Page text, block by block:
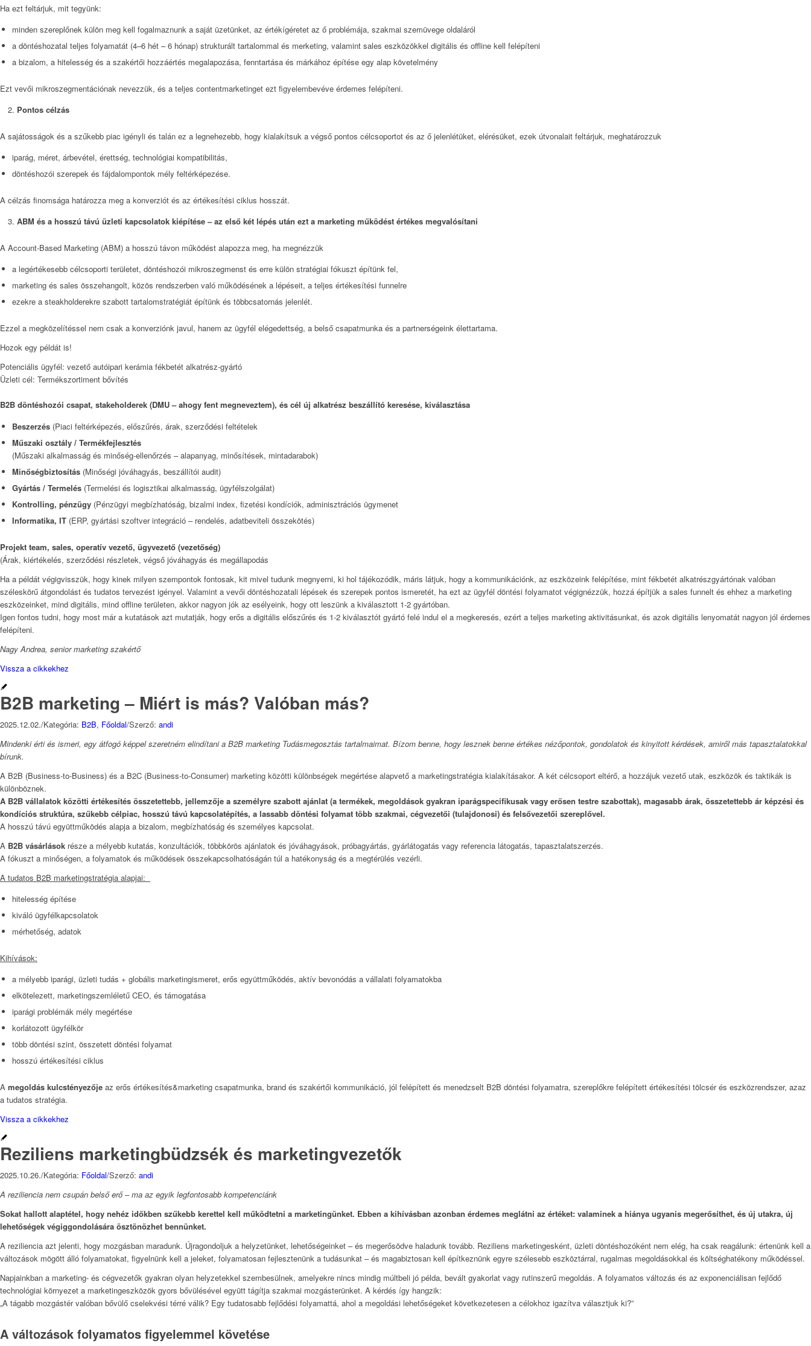
Ha ezt feltárjuk, mit tegyünk:
minden szereplőnek külön meg kell fogalmaznunk a saját üzetünket, az értékígéretet az ő problémája, szakmai szemüvege oldaláról
a döntéshozatal teljes folyamatát (4–6 hét – 6 hónap) strukturált tartalommal és merketing, valamint sales eszközökkel digitális és offline kell felépíteni
a bizalom, a hitelesség és a szakértői hozzáértés megalapozása, fenntartása és márkához építése egy alap követelmény
Ezt vevői mikroszegmentációnak nevezzük, és a teljes contentmarketinget ezt figyelembevéve érdemes felépíteni.
Pontos célzás
A sajátosságok és a szűkebb piac igényli és talán ez a legnehezebb, hogy kialakítsuk a végső pontos célcsoportot és az ő jelenlétüket, elérésüket, ezek útvonalait feltárjuk, meghatározzuk
iparág, méret, árbevétel, érettség, technológiai kompatibilitás,
döntéshozói szerepek és fájdalompontok mély feltérképezése.
A célzás finomsága határozza meg a konverziót és az értékesítési ciklus hosszát.
ABM és a hosszú távú üzleti kapcsolatok kiépítése – az első két lépés után ezt a marketing működést értékes megvalósítani
A Account-Based Marketing (ABM) a hosszú távon működést alapozza meg, ha megnézzük
a legértékesebb célcsoporti területet, döntéshozói mikroszegmenst és erre külön stratégiai fókuszt építünk fel,
marketing és sales összehangolt, közös rendszerben való működésének a lépéseit, a teljes értékesítési funnelre
ezekre a steakholderekre szabott tartalomstratégiát építünk és többcsatornás jelenlét.
Ezzel a megközelítéssel nem csak a konverziónk javul, hanem az ügyfél elégedettség, a belső csapatmunka és a partnerségeink élettartama.
Hozok egy példát is!
Potenciális ügyfél: vezető autóipari kerámia fékbetét alkatrész-gyártó
Üzleti cél: Termékszortiment bővítés
B2B döntéshozói csapat, stakeholderek (DMU – ahogy fent megneveztem), és cél új alkatrész beszállító keresése, kiválasztása
Beszerzés (Piaci feltérképezés, előszűrés, árak, szerződési feltételek
Műszaki osztály / Termékfejlesztés
(Műszaki alkalmasság és minőség-ellenőrzés – alapanyag, minősítések, mintadarabok)
Minőségbiztosítás (Minőségi jóváhagyás, beszállítói audit)
Gyártás / Termelés (Termelési és logisztikai alkalmasság, ügyfélszolgálat)
Kontrolling, pénzügy (Pénzügyi megbízhatóság, bizalmi index, fizetési kondíciók, adminisztrációs ügymenet
Informatika, IT (ERP, gyártási szoftver integráció – rendelés, adatbeviteli összekötés)
Projekt team, sales, operatív vezető, ügyvezető (vezetőség)
(Árak, kiértékelés, szerződési részletek, végső jóváhagyás és megállapodás
Ha a példát végigvisszük, hogy kinek milyen szempontok fontosak, kit mivel tudunk megnyerni, ki hol tájékozódik, máris látjuk, hogy a kommunikációnk, az eszközeink felépítése, mint fékbetét alkatrészgyártónak valóban
széleskörű átgondolást és tudatos tervezést igényel. Valamint a vevői döntéshozatali lépések és szerepek pontos ismeretét, ha ezt az ügyfél döntési folyamatot végignézzük, hozzá építjük a sales funnelt és ehhez a marketing
eszközeinket, mind digitális, mind offline területen, akkor nagyon jók az esélyeink, hogy ott leszünk a kiválasztott 1-2 gyártóban.
Igen fontos tudni, hogy most már a kutatások azt mutatják, hogy erős a digitális előszűrés és 1-2 kiválasztót gyártó felé indul el a megkeresés, ezért a teljes marketing aktivitásunkat, és azok digitális lenyomatát nagyon jól érdemes
felépíteni.
Nagy Andrea, senior marketing szakértő
Vissza a cikkekhez
B2B marketing – Miért is más? Valóban más?
2025.12.02./Kategória: B2B, Főoldal/Szerző: andi
Mindenki érti és ismeri, egy átfogó képpel szeretném elindítani a B2B marketing Tudásmegosztás tartalmaimat. Bízom benne, hogy lesznek benne értékes nézőpontok, gondolatok és kinyitott kérdések, amiről más tapasztalatokkal
bírunk.
A B2B (Business-to-Business) és a B2C (Business-to-Consumer) marketing közötti különbségek megértése alapvető a marketingstratégia kialakításakor. A két célcsoport eltérő, a hozzájuk vezető utak, eszközök és taktikák is
különböznek.
A B2B vállalatok közötti értékesítés összetettebb, jellemzője a személyre szabott ajánlat (a termékek, megoldások gyakran iparágspecifikusak vagy erősen testre szabottak), magasabb árak, összetettebb ár képzési és
kondíciós struktúra, szűkebb célpiac, hosszú távú kapcsolatépítés, a lassabb döntési folyamat több szakmai, cégvezetői (tulajdonosi) és felsővezetői szereplővel.
A hosszú távú együttműködés alapja a bizalom, megbízhatóság és személyes kapcsolat.
A B2B vásárlások része a mélyebb kutatás, konzultációk, többkörös ajánlatok és jóváhagyások, próbagyártás, gyárlátogatás vagy referencia látogatás, tapasztalatszerzés.
A fókuszt a minőségen, a folyamatok és működések összekapcsolhatóságán túl a hatékonyság és a megtérülés vezérli.
A tudatos B2B marketingstratégia alapjai:
hitelesség építése
kiváló ügyfélkapcsolatok
mérhetőség, adatok
Kihívások:
a mélyebb iparági, üzleti tudás + globális marketingismeret, erős együttműködés, aktív bevonódás a vállalati folyamatokba
elkötelezett, marketingszemléletű CEO, és támogatása
iparági problémák mély megértése
korlátozott ügyfélkör
több döntési szint, összetett döntési folyamat
hosszú értékesítési ciklus
A megoldás kulcstényezője az erős értékesítés&marketing csapatmunka, brand és szakértői kommunikáció, jól felépített és menedzselt B2B döntési folyamatra, szereplőkre felépített értékesítési tölcsér és eszközrendszer, azaz
a tudatos stratégia.
Vissza a cikkekhez
Reziliens marketingbüdzsék és marketingvezetők
2025.10.26./Kategória: Főoldal/Szerző: andi
A reziliencia nem csupán belső erő – ma az egyik legfontosabb kompetenciánk
Sokat hallott alaptétel, hogy nehéz időkben szűkebb kerettel kell működtetni a marketingünket. Ebben a kihívásban azonban érdemes meglátni az értéket: valaminek a hiánya ugyanis megerősíthet, és új utakra, új
lehetőségek végiggondolására ösztönözhet bennünket.
A reziliencia azt jelenti, hogy mozgásban maradunk. Újragondoljuk a helyzetünket, lehetőségeinket – és megerősödve haladunk tovább. Reziliens marketingesként, üzleti döntéshozóként nem elég, ha csak reagálunk: értenünk kell a
változások mögött álló folyamatokat, figyelnünk kell a jeleket, folyamatosan fejlesztenünk a tudásunkat – és magabiztosan kell építkeznünk egyre szélesebb eszköztárral, rugalmas megoldásokkal és költséghatékony működéssel.
Napjainkban a marketing- és cégvezetők gyakran olyan helyzetekkel szembesülnek, amelyekre nincs mindig múltbeli jó példa, bevált gyakorlat vagy rutinszerű megoldás. A folyamatos változás és az exponenciálisan fejlődő
technológiai környezet a marketingeszközök gyors bővülésével együtt tágítja szakmai mozgásterünket. A kérdés így hangzik:
„A tágabb mozgástér valóban bővülő cselekvési térré válik? Egy tudatosabb fejlődési folyamattá, ahol a megoldási lehetőségeket következetesen a célokhoz igazítva választjuk ki?”
A változások folyamatos figyelemmel követése